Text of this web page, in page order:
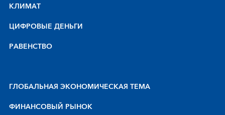
КЛИМАТ
ЦИФРОВЫЕ ДЕНЬГИ
РАВЕНСТВО
ГЛОБАЛЬНАЯ ЭКОНОМИЧЕСКАЯ ТЕМА
ФИНАНСОВЫЙ РЫНОК